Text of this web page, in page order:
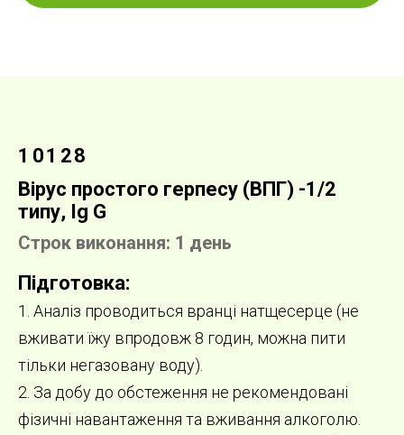
10128
Вірус простого герпесу (ВПГ) -1/2
типу, Ig G
Строк виконання: 1 день
Підготовка:
1. Аналіз проводиться вранці натщесерце (не
вживати їжу впродовж 8 годин, можна пити
тільки негазовану воду).
2. За добу до обстеження не рекомендовані
фізичні навантаження та вживання алкоголю.